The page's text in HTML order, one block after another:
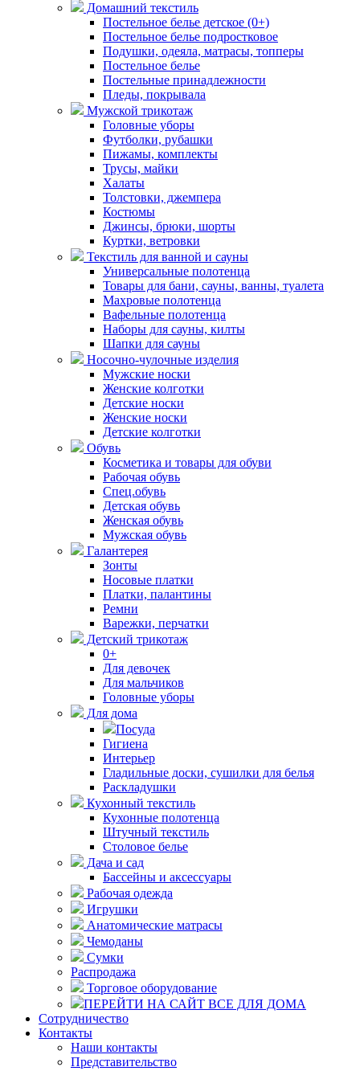
Домашний текстиль
Постельное белье детское (0+)
Постельное белье подростковое
Подушки, одеяла, матрасы, топперы
Постельное белье
Постельные принадлежности
Пледы, покрывала
Мужской трикотаж
Головные уборы
Футболки, рубашки
Пижамы, комплекты
Трусы, майки
Халаты
Толстовки, джемпера
Костюмы
Джинсы, брюки, шорты
Куртки, ветровки
Текстиль для ванной и сауны
Универсальные полотенца
Товары для бани, сауны, ванны, туалета
Махровые полотенца
Вафельные полотенца
Наборы для сауны, килты
Шапки для сауны
Носочно-чулочные изделия
Мужские носки
Женские колготки
Детские носки
Женские носки
Детские колготки
Обувь
Косметика и товары для обуви
Рабочая обувь
Спец.обувь
Детская обувь
Женская обувь
Мужская обувь
Галантерея
Зонты
Носовые платки
Платки, палантины
Ремни
Варежки, перчатки
Детский трикотаж
0+
Для девочек
Для мальчиков
Головные уборы
Для дома
Посуда
Гигиена
Интерьер
Гладильные доски, сушилки для белья
Раскладушки
Кухонный текстиль
Кухонные полотенца
Штучный текстиль
Столовое белье
Дача и сад
Бассейны и аксессуары
Рабочая одежда
Игрушки
Анатомические матрасы
Чемоданы
Сумки
Распродажа
Торговое оборудование
ПЕРЕЙТИ НА САЙТ ВСЕ ДЛЯ ДОМА
Сотрудничество
Контакты
Наши контакты
Представительство